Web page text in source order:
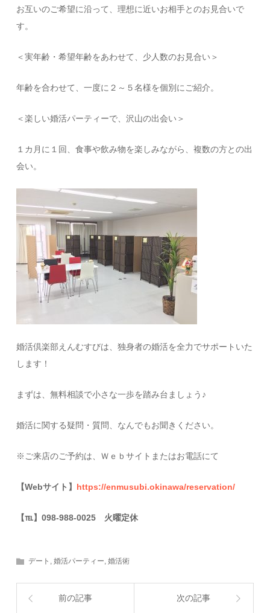
お互いのご希望に沿って、理想に近いお相手とのお見合いで
す。
＜実年齢・希望年齢をあわせて、少人数のお見合い＞
年齢を合わせて、一度に２～５名様を個別にご紹介。
＜楽しい婚活パーティーで、沢山の出会い＞
１カ月に１回、食事や飲み物を楽しみながら、複数の方との出
会い。
婚活倶楽部えんむすびは、独身者の婚活を全力でサポートいた
します！
まずは、無料相談で小さな一歩を踏み台ましょう♪
婚活に関する疑問・質問、なんでもお聞きください。
※ご来店のご予約は、Ｗｅｂサイトまたはお電話にて
【Webサイト】 https://enmusubi.okinawa/reservation/
【℡】098-988-0025 火曜定休
デート ,婚活パーティー,婚活術
前の記事 次の記事